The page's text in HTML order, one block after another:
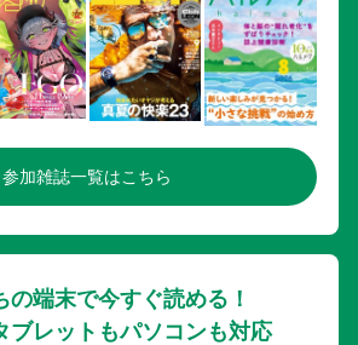
参加雑誌一覧はこちら
の端末で今すぐ読める！
ブレットもパソコンも対応